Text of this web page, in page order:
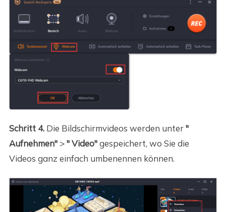
Schritt 4. Die Bildschirmvideos werden unter"
Aufnehmen" >" Video"gespeichert, wo Sie die
Videos ganz einfach umbenennen können.